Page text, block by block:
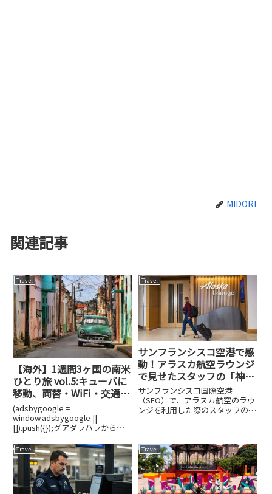
MIDORI
関連記事
Travel
【海外】1週間3ヶ国の南米
ひとり旅 vol.5:キューバに
移動、両替・WiFi・交通
は？
(adsbygoogle =
window.adsbygoogle ||
[]).push({});グアダラハラからハ
移動。実はグアダラハラからのフ
ライトは朝6時。それまでに空港
に行かなければならな...
Travel
サンフランシスコ空港で感
動！アラスカ航空ラウンジ
で見せたスタッフの「神対
応」体験記
サンフランシスコ国際空港
（SFO）で、アラスカ航空のラウ
ンジを利用した際のスタッフの神
Milk Terminal 1）にあります。保
安検査場を通...
Travel Travel